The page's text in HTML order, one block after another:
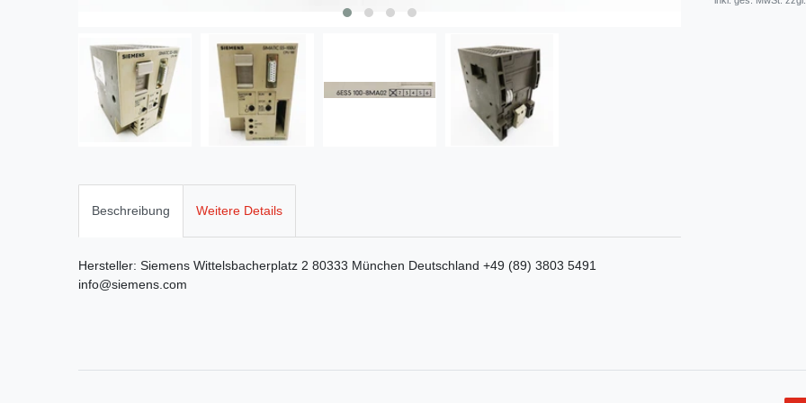
Beschreibung Weitere Details
Hersteller: Siemens Wittelsbacherplatz 2 80333 München Deutschland +49 (89) 3803 5491
info@siemens.com